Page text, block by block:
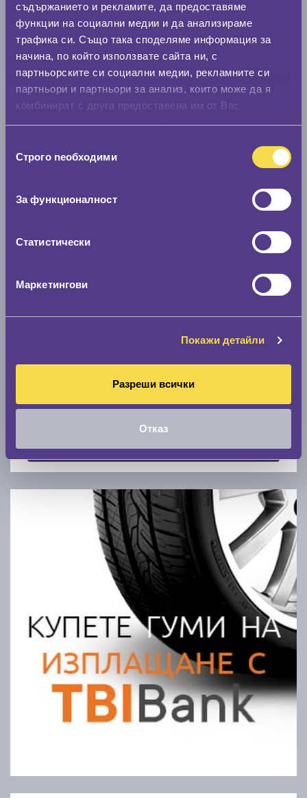
съдържанието и рекламите, да предоставяме
функции на социални медии и да анализираме
трафика си. Също така споделяме информация за
начина, по който използвате сайта ни, с
партньорските си социални медии, рекламните си
партньори и партньори за анализ, които може да я
комбинират с друга предоставена им от Вас
наСтрого nеобходими
За функционалност
Статистически
Маркетингови
Покажи детайли
Разреши всички
Отказ
Стар размер
0 мм.
Скоростомер при 100
Покажи гуми